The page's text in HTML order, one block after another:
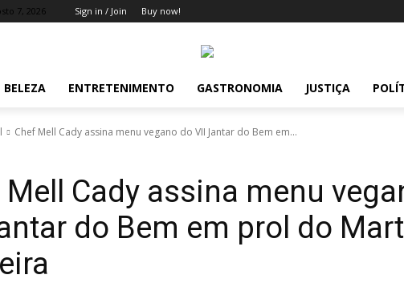
7, 2026 Sign in / Join Buy now!
BELEZA ENTRETENIMENTO GASTRONOMIA JUSTIÇA
Chef Mell Cady assina menu vegano do VII Jantar do Bem em...
Mell Cady assina menu
do Bem em prol do